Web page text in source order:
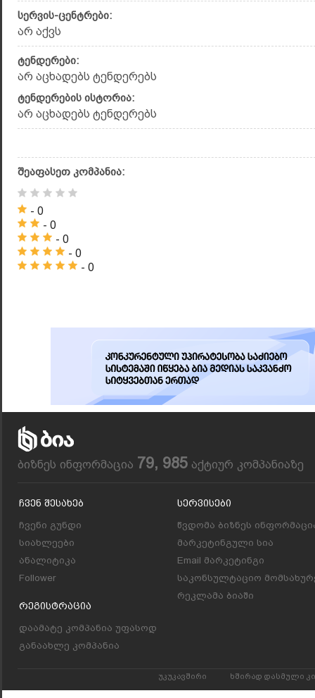
სერვის-ცენტრები:
არ აქვს
ტენდერები:
არ აცხადებს ტენდერებს
ტენდერების ისტორია:
არ აცხადებს ტენდერებს
შეაფასეთ კომპანია:
- 0
- 0
- 0
- 0
- 0
ბიზნეს ინფორმაცია 79, 985 აქტიურ კომპანიაზე
Ჩვენ Შესახებ
ჩვენი გუნდი
სიახლეები
ანალიტიკა
Follower
Რეგისტრაცია
დაამატე კომპანია უფასოდ
განაახლე კომპანია
Სერვისები
წვდომა ბიზნეს
მარკეტინგული სია
Email მარკეტინგი
საკონსულტაციო
რეკლამა ბიაში
უკუკავშირი ხშირად დასმული